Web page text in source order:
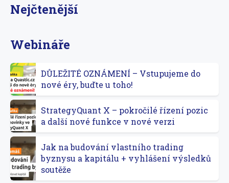
Nejčtenější
Webináře
DŮLEŽITÉ OZNÁMENÍ – Vstupujeme do
nové éry, buďte u toho!
StrategyQuant X – pokročilé řízení pozic
a další nové funkce v nové verzi
Jak na budování vlastního trading
byznysu a kapitálu + vyhlášení výsledků
soutěže